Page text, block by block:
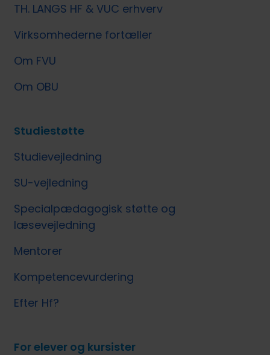
TH. LANGS HF & VUC erhverv
Virksomhederne fortæller
Om FVU
Om OBU
Studiestøtte
Studievejledning
SU-vejledning
Specialpædagogisk støtte og
læsevejledning
Mentorer
Kompetencevurdering
Efter Hf?
For elever og kursister